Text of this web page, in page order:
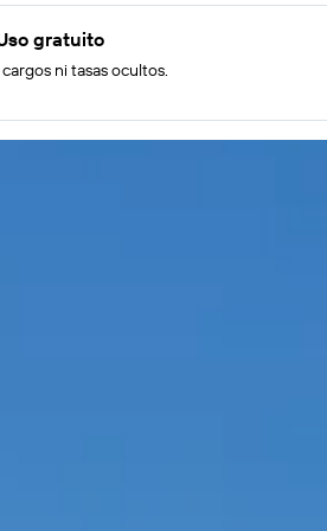
gratuito
ni tasas ocultos.